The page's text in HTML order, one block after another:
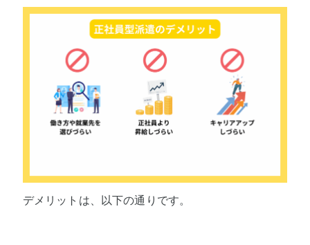
デメリットは、以下の通りです。